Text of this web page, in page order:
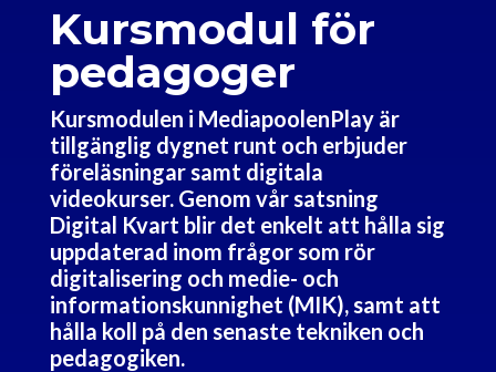
Kursmodul för
pedagoger
Kursmodulen i MediapoolenPlay är
tillgänglig dygnet runt och erbjuder
föreläsningar samt digitala
videokurser. Genom vår satsning
Digital Kvart blir det enkelt att hålla sig
uppdaterad inom frågor som rör
digitalisering och medie- och
informationskunnighet (MIK), samt att
hålla koll på den senaste tekniken och
pedagogiken.